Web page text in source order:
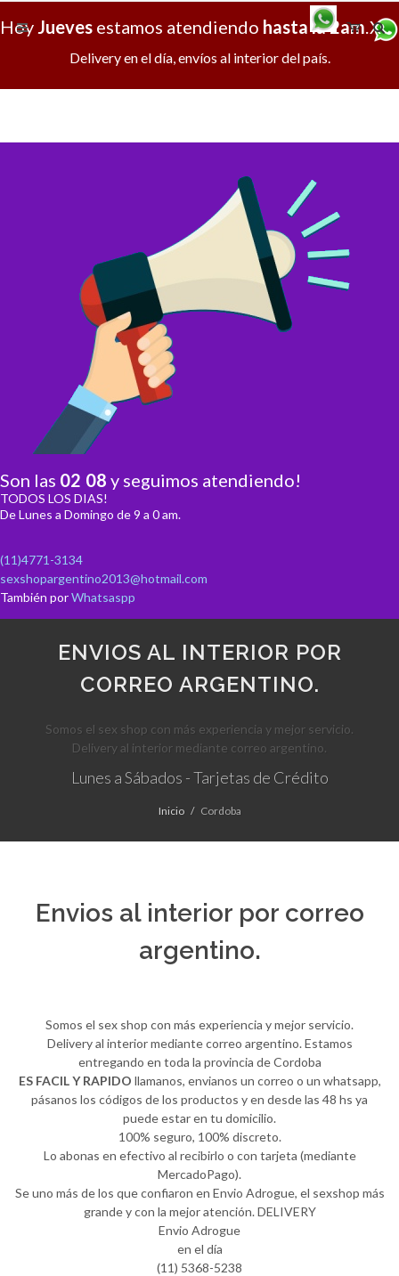
X
Hoy Jueves estamos atendiendo hasta la 2am.
Delivery en el día, envíos al interior del país.
Son las 02 08 y seguimos atendiendo!
TODOS LOS DIAS!
De Lunes a Domingo de 9 a 0 am.
(11)4771-3134
sexshopargentino2013@hotmail.com
También porWhatsaspp
ENVIOS AL INTERIOR POR
CORREO ARGENTINO.
Somos el sex shop con más experiencia y mejor servicio.
Delivery al interior mediante correo argentino.
Lunes a Sábados - Tarjetas de Crédito
Inicio Cordoba
Envios al interior por correo
argentino.
Somos el sex shop con más experiencia y mejor servicio.
Delivery al interior mediante correo argentino. Estamos
entregando en toda la provincia de Cordoba
ES FACIL Y RAPIDO llamanos, envianos un correo o un whatsapp,
pásanos los códigos de los productos y en desde las 48 hs ya
puede estar en tu domicilio.
100% seguro, 100% discreto.
Lo abonas en efectivo al recibirlo o con tarjeta (mediante
MercadoPago).
Se uno más de los que confiaron en Envio Adrogue, el sexshop más
grande y con la mejor atención. DELIVERY
Envio Adrogue
en el día
(11) 5368-5238